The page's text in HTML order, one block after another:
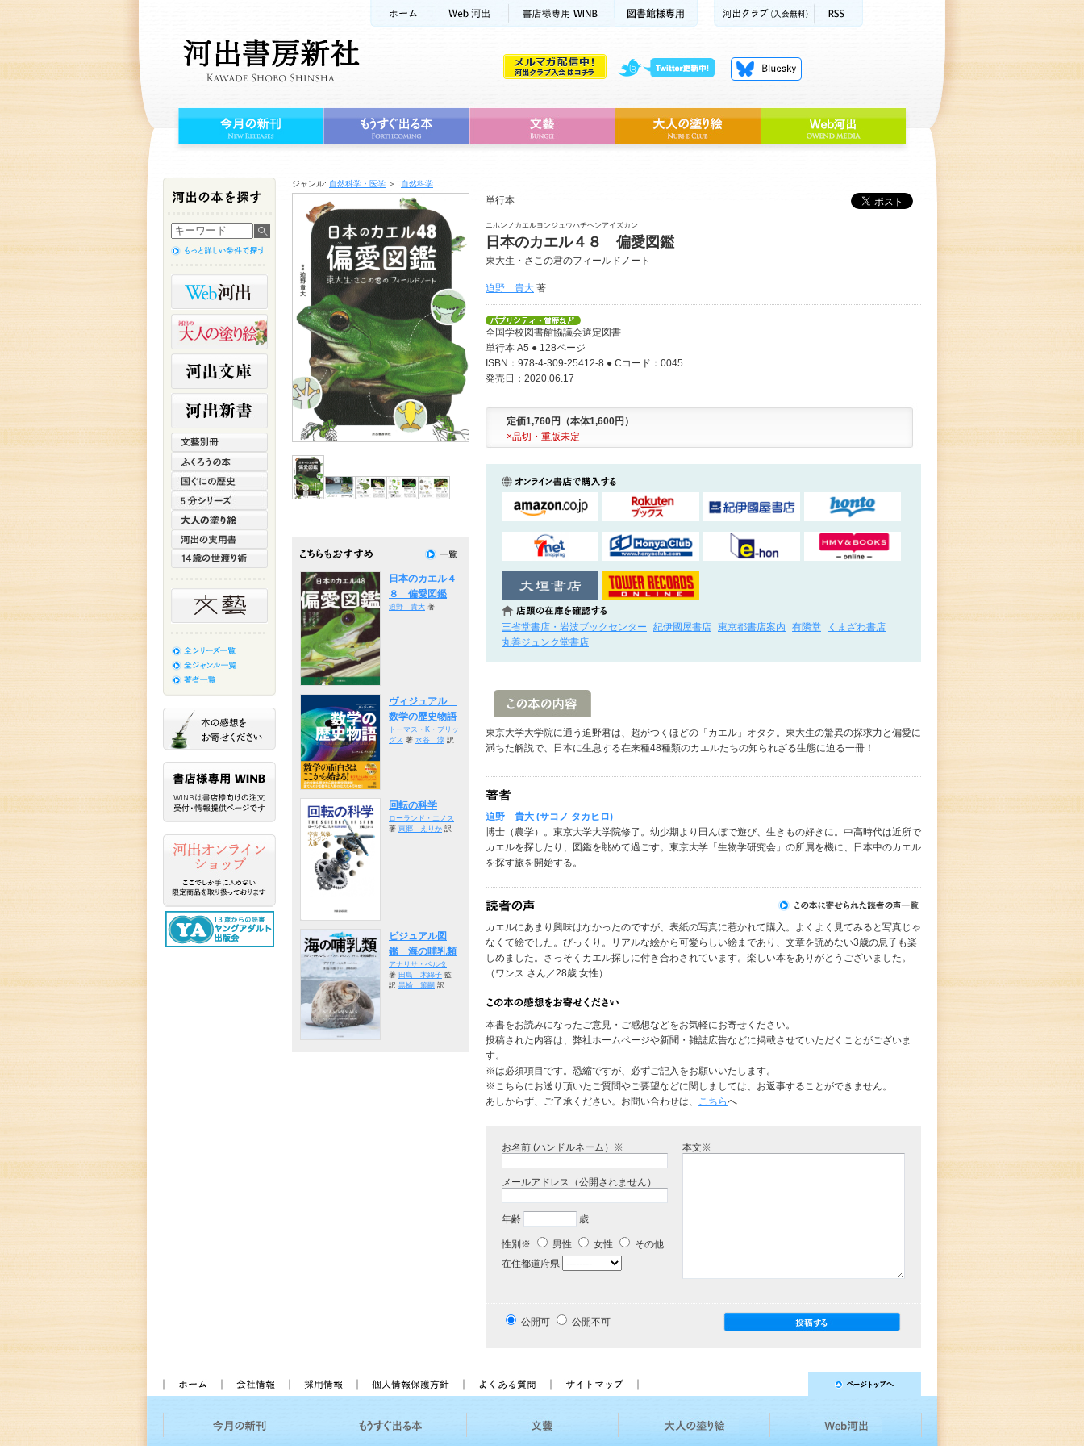
ジャンル: 自然科学・医学 ＞ 自然科学
単行本
ニホンノカエルヨンジュウハチヘンアイズカン
日本のカエル４８ 偏愛図鑑
東大生・さこの君のフィールドノート
迫野 貴大 著
全国学校図書館協議会選定図書
単行本 A5 ● 128ページ
ISBN：978-4-309-25412-8 ● Cコード：0045
発売日：2020.06.17
定価1,760円（本体1,600円）
×品切・重版未定
三省堂書店・岩波ブックセンター 紀伊國屋書店 東京都書店案内 有隣堂
くまざわ書店
丸善ジュンク堂書店
東京大学大学院に通う迫野君は、超がつくほどの「カエル」オタク。東大生の驚異の探求力と偏愛に
満ちた解説で、日本に生息する在来種48種類のカエルたちの知られざる生態に迫る一冊！
迫野 貴大 (サコノ タカヒロ)
博士（農学）。東京大学大学院修了。幼少期より田んぼで遊び、生きもの好きに。中高時代は近所で
カエルを探したり、図鑑を眺めて過ごす。東京大学「生物学研究会」の所属を機に、日本中のカエル
を探す旅を開始する。
カエルにあまり興味はなかったのですが、表紙の写真に惹かれて購入。よくよく見てみると写真じゃ
なくて絵でした。びっくり。リアルな絵から可愛らしい絵まであり、文章を読めない3歳の息子も楽
しめました。さっそくカエル探しに付き合わされています。楽しい本をありがとうございました。
（ワンス さん／28歳 女性）
本書をお読みになったご意見・ご感想などをお気軽にお寄せください。
投稿された内容は、弊社ホームページや新聞・雑誌広告などに掲載させていただくことがございま
す。
※は必須項目です。恐縮ですが、必ずご記入をお願いいたします。
※こちらにお送り頂いたご質問やご要望などに関しましては、お返事することができません。
あしからず、ご了承ください。お問い合わせは、 こちらへ
お名前 (ハンドルネーム）※
メールアドレス（公開されません）
年齢 歳
性別※ 男性 女性
その他
在住都道府県
本文※
公開可 公開不可
日本のカエル４
８ 偏愛図鑑
迫野 貴大 著
ヴィジュアル
数学の歴史物語
トーマス・K・ブリッ
グス 著 水谷 淳 訳
回転の科学
ローランド・エノス
著 東郷 えりか 訳
ビジュアル図
鑑 海の哺乳類
アナリサ・ベルタ
著 田島 木綿子 監
訳 黒輪 篤嗣 訳